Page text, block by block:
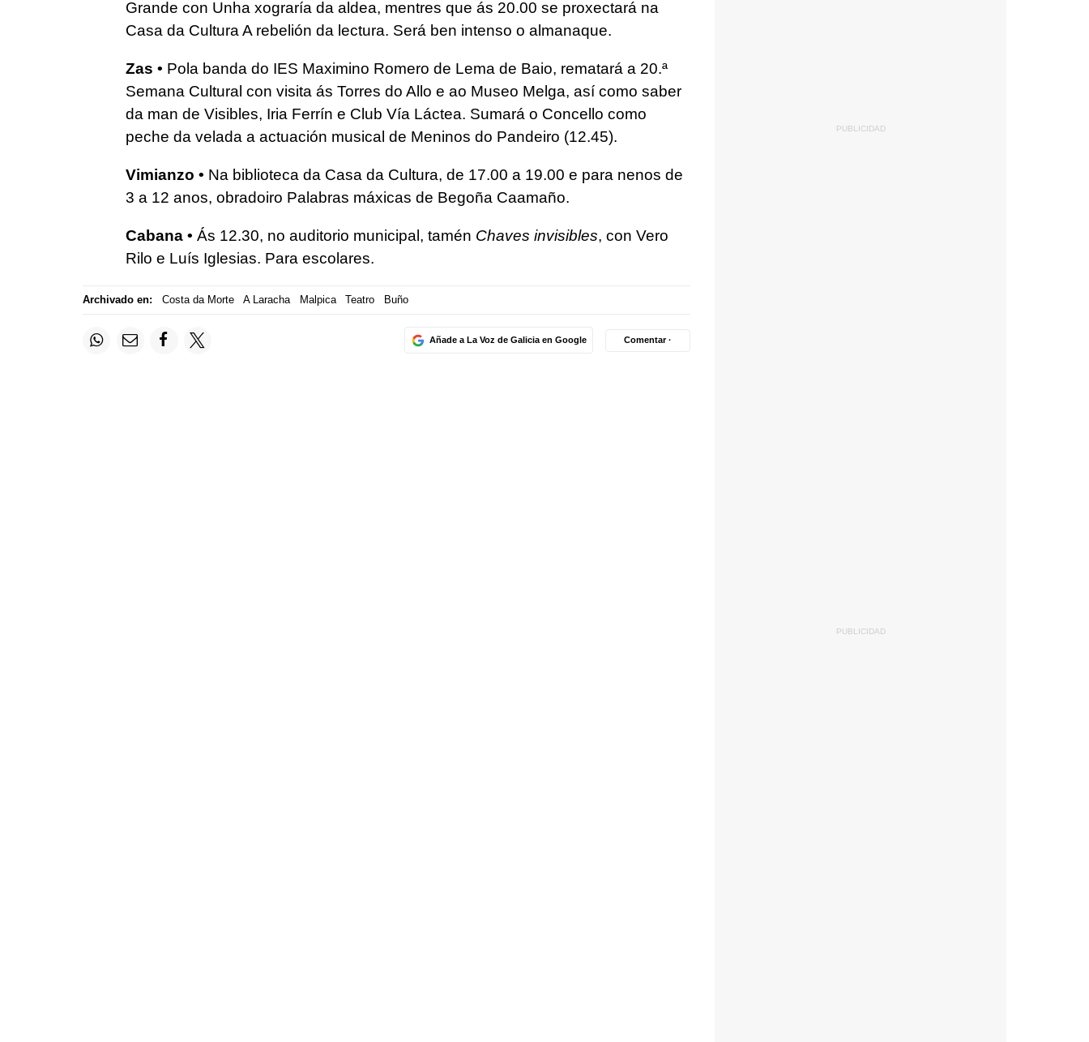
Grande con Unha xograría da aldea, mentres que ás 20.00 se proxectará na
Casa da Cultura A rebelión da lectura. Será ben intenso o almanaque.
Zas • Pola banda do IES Maximino Romero de Lema de Baio, rematará a 20.ª
Semana Cultural con visita ás Torres do Allo e ao Museo Melga, así como saber
da man de Visibles, Iria Ferrín e Club Vía Láctea. Sumará o Concello como
peche da velada a actuación musical de Meninos do Pandeiro (12.45).
Vimianzo • Na biblioteca da Casa da Cultura, de 17.00 a 19.00 e para nenos de
3 a 12 anos, obradoiro Palabras máxicas de Begoña Caamaño.
Cabana • Ás 12.30, no auditorio municipal, tamén Chaves invisibles, con Vero
Rilo e Luís Iglesias. Para escolares.
Archivado en: Costa da Morte A Laracha Malpica Teatro Buño
Añade a La Voz de Galicia en Google Comentar ·